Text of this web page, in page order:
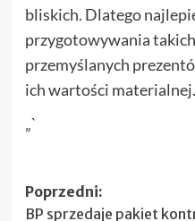
bliskich. Dlatego
przygotowywania
przemyślanych
ich wartości materialnej.
„`
Zobacz
Poprzedni:
BP sprzedaje pakiet